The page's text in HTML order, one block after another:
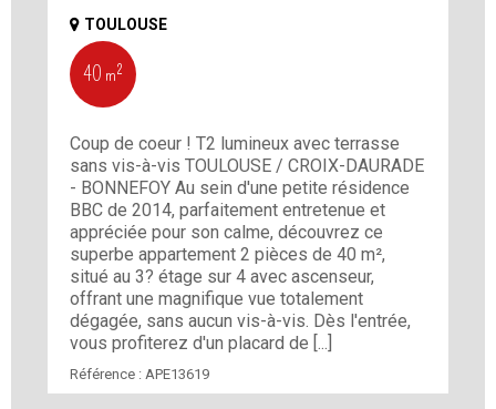
TOULOUSE
40 m²
Coup de coeur ! T2 lumineux avec terrasse
sans vis-à-vis TOULOUSE / CROIX-DAURADE
- BONNEFOY Au sein d'une petite résidence
BBC de 2014, parfaitement entretenue et
appréciée pour son calme, découvrez ce
superbe appartement 2 pièces de 40 m²,
situé au 3? étage sur 4 avec ascenseur,
offrant une magnifique vue totalement
dégagée, sans aucun vis-à-vis. Dès l'entrée,
vous profiterez d'un placard de [...]
Référence : APE13619